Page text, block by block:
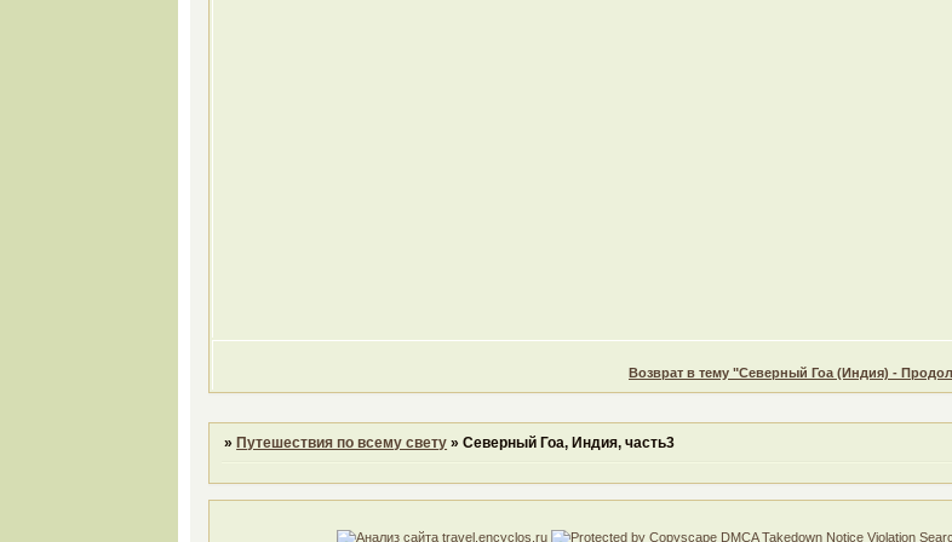
Возврат в тему "Северный Гоа (Индия) -
» Путешествия по всему свету »Северный Гоа, Индия, часть3